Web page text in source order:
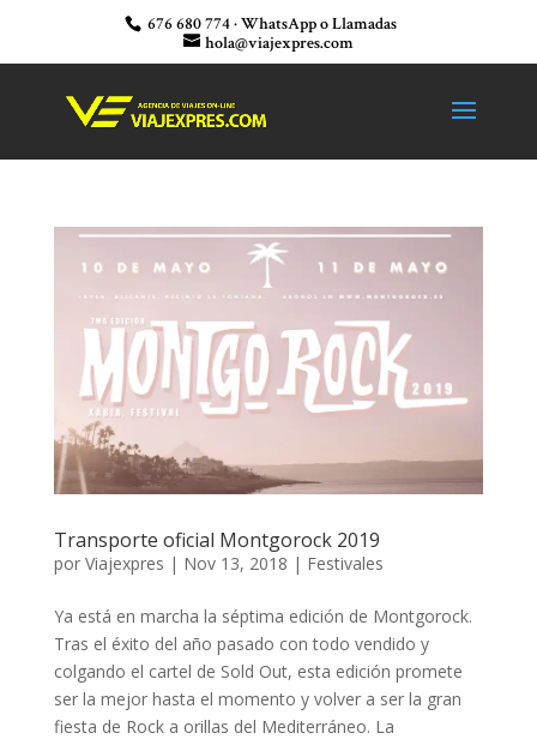
676 680 774 · WhatsApp o Llamadas
hola@viajexpres.com
Transporte oficial Montgorock 2019
por Viajexpres | Nov 13, 2018 | Festivales
Ya está en marcha la séptima edición de Montgorock.
Tras el éxito del año pasado con todo vendido y
colgando el cartel de Sold Out, esta edición promete
ser la mejor hasta el momento y volver a ser la gran
fiesta de Rock a orillas del Mediterráneo. La